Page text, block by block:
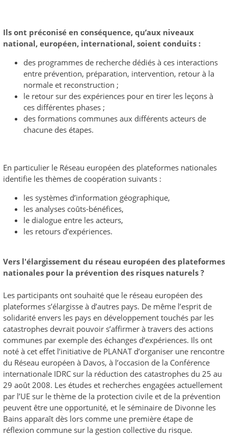
Ils ont préconisé en conséquence, qu’aux niveaux
national, européen, international, soient conduits :
des programmes de recherche dédiés à ces interactions
entre prévention, préparation, intervention, retour à la
normale et reconstruction ;
le retour sur des expériences pour en tirer les leçons à
ces différentes phases ;
des formations communes aux différents acteurs de
chacune des étapes.
En particulier le Réseau européen des plateformes nationales
identifie les thèmes de coopération suivants :
les systèmes d’information géographique,
les analyses coûts-bénéfices,
le dialogue entre les acteurs,
les retours d’expériences.
Vers l'élargissement du réseau européen des plateformes
nationales pour la prévention des risques naturels ?
Les participants ont souhaité que le réseau européen des
plateformes s’élargisse à d’autres pays. De même l’esprit de
solidarité envers les pays en développement touchés par les
catastrophes devrait pouvoir s’affirmer à travers des actions
communes par exemple des échanges d’expériences. Ils ont
noté à cet effet l’initiative de PLANAT d’organiser une rencontre
du Réseau européen à Davos, à l’occasion de la Conférence
internationale IDRC sur la réduction des catastrophes du 25 au
29 août 2008. Les études et recherches engagées actuellement
par l’UE sur le thème de la protection civile et de la prévention
peuvent être une opportunité, et le séminaire de Divonne les
Bains apparaît dès lors comme une première étape de
réflexion commune sur la gestion collective du risque.